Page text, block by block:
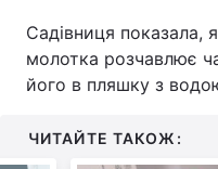
Садівниця показала,
молотка розчавлює
його в пляшку з
ЧИТАЙТЕ ТАКОЖ: